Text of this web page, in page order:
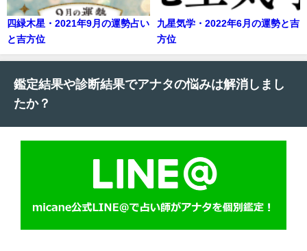
四緑木星・2021年9月の運勢占い
と吉方位
九星気学・2022年6月の運勢と吉
方位
鑑定結果や診断結果でアナタの悩みは解消しまし
たか？